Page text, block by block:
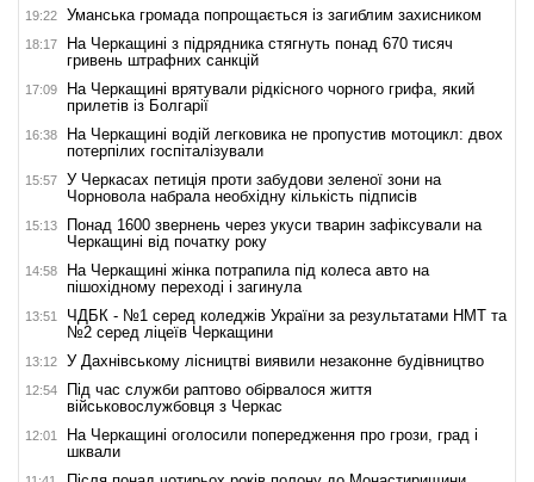
19:22 Уманська громада попрощається із загиблим захисником
18:17
На Черкащині з підрядника стягнуть понад 670 тисяч
гривень штрафних санкцій
17:09
На Черкащині врятували рідкісного чорного грифа, який
прилетів із Болгарії
16:38
На Черкащині водій легковика не пропустив мотоцикл: двох
потерпілих госпіталізували
15:57
У Черкасах петиція проти забудови зеленої зони на
Чорновола набрала необхідну кількість підписів
15:13
Понад 1600 звернень через укуси тварин зафіксували на
Черкащині від початку року
14:58
На Черкащині жінка потрапила під колеса авто на
пішохідному переході і загинула
13:51
ЧДБК - №1 серед коледжів України за результатами НМТ та
№2 серед ліцеїв Черкащини
13:12 У Дахнівському лісництві виявили незаконне будівництво
12:54
Під час служби раптово обірвалося життя
військовослужбовця з Черкас
12:01
На Черкащині оголосили попередження про грози, град і
шквали